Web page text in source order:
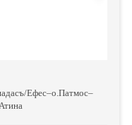
Eфес–о.Патмос–